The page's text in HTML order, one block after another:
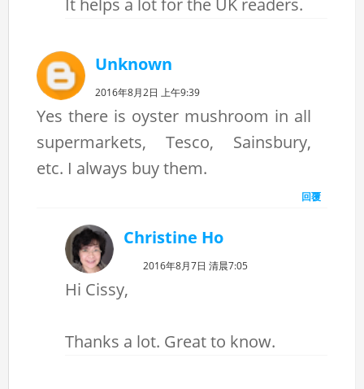
Unknown
2016年8月2日 上午9:39
Yes there is oyster mushroom in all
supermarkets, Tesco, Sainsbury,
etc. I always buy them.
回覆
Christine Ho
2016年8月7日 清晨7:05
Hi Cissy,
Thanks a lot. Great to know.